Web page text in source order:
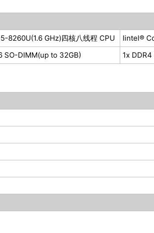
8260U(1.6 GHz)四核八线程 CPU
Iintel®
SO-DIMM(up to 32GB) 1x